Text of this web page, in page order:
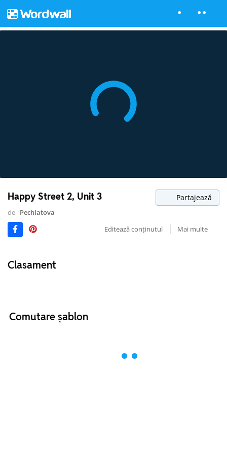
Happy Street 2, Unit 3 Partajează
de Pechlatova
Editează conținutul
Mai multe
Clasament
Comutare șablon